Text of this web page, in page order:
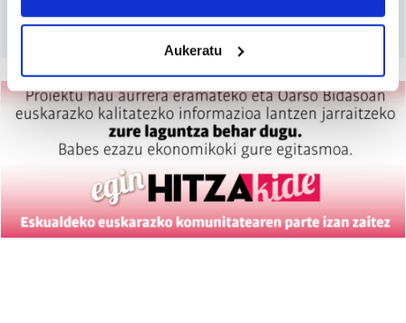
meters
Identify your device by actively scanning it for
specific characteristics (fingerprinting)
Find out more about how your personal data is processed
and set your preferences in thedetails section.
Guk eta gure bazkideek zure datu pertsonalak
prozesatzen ditugu, zure IP zenbakia, besteak beste,
teknologia erabiliz, cookieak adibidez, iragarki eta eduki
pertsonalizatuak eskaintzeko, iragarkiak eta edukia
Aukeratu
Harpidetu